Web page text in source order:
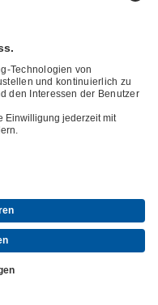
heißt, rundum
Montage und
KSB SupremeServ bietet